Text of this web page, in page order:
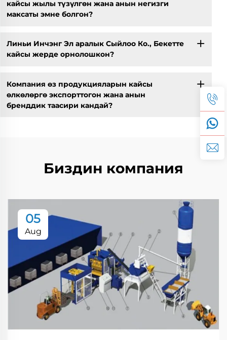
кайсы жылы түзүлгөн жана анын негизги
максаты эмне болгон?
Линьи Инчэнг Эл аралык Сыйлоо Ко., Бекетте
кайсы жерде орнолошкон?
Компания өз продукцияларын кайсы
өлкөлөргө экспорттогон жана анын
бренддик таасири кандай?
Биздин компания
05
Aug